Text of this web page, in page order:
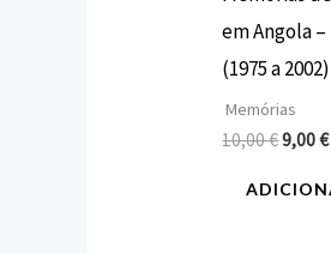
em Angola
(1975 a 2002)
Memórias
10,00€9,00€